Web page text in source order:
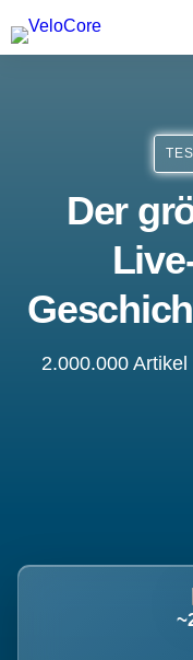
Partnerprogramm
Der
2.000.000